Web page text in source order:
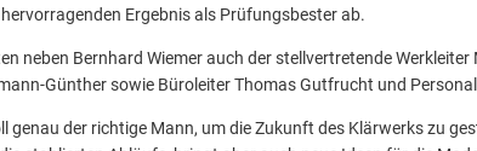
Ergebnis als Prüfungsbester ab.
neben Bernhard Wiemer auch der stellvertretende Werkleiter
Günther sowie Büroleiter Thomas Gutfrucht und
genau der richtige Mann, um die Zukunft des Klärwerks zu